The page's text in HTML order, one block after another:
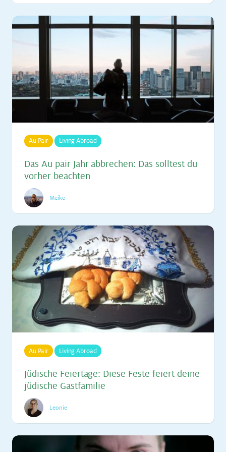
Au Pair Living Abroad
Das Au pair Jahr ab­bre­chen: Das soll­test du
vor­her be­ach­ten
Meike
Au Pair Living Abroad
Jü­di­sche Fei­er­ta­ge: Die­se Fes­te fei­ert dei­ne
jü­di­sche Gast­fa­mi­lie
Leonie